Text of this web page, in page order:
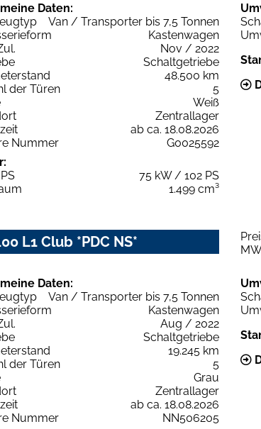
Daten:
Van / Transporter bis 7,5 Tonnen
Kastenwagen
Nov / 2022
Schaltgetriebe
48.500 km
der Türen
5
Weiß
Zentrallager
ab ca. 18.08.2026
Nummer
G0025592
75 kW / 102 PS
1.499 cm³
L1 Club *PDC NS*
Daten:
Van / Transporter bis 7,5 Tonnen
Kastenwagen
Aug / 2022
Schaltgetriebe
19.245 km
der Türen
5
Grau
Zentrallager
ab ca. 18.08.2026
Nummer
NN506205